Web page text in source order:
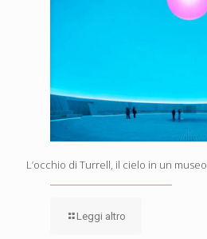
L’occhio di Turrell, il cielo in un museo
Leggi altro